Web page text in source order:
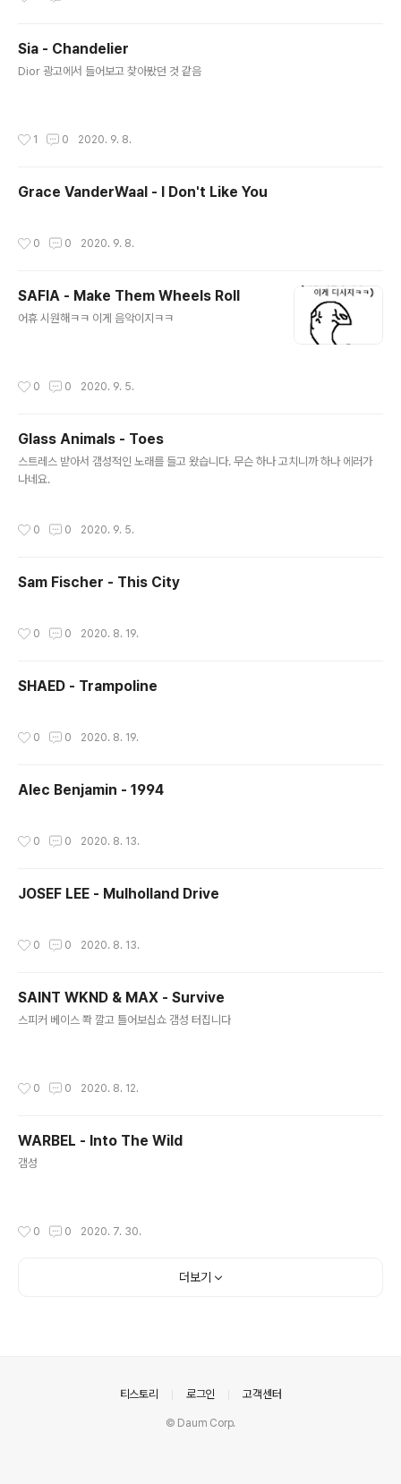
Sia - Chandelier
Dior 광고에서 들어보고 찾아봤던 것 같음
1 0 2020. 9. 8.
Grace VanderWaal - I Don't Like You
0 0 2020. 9. 8.
SAFIA - Make Them Wheels Roll
어휴 시원해ㅋㅋ 이게 음악이지ㅋㅋ
0 0 2020. 9. 5.
Glass Animals - Toes
스트레스 받아서 갬성적인 노래를 들고 왔습니다. 무슨 하나 고치니까 하나 에러가
나네요.
0 0 2020. 9. 5.
Sam Fischer - This City
0 0 2020. 8. 19.
SHAED - Trampoline
0 0 2020. 8. 19.
Alec Benjamin - 1994
0 0 2020. 8. 13.
JOSEF LEE - Mulholland Drive
0 0 2020. 8. 13.
SAINT WKND & MAX - Survive
스피커 베이스 쫙 깔고 틀어보십쇼 갬성 터집니다
0 0 2020. 8. 12.
WARBEL - Into The Wild
갬성
0 0 2020. 7. 30.
더보기
티스토리 로그인 고객센터
© Daum Corp.